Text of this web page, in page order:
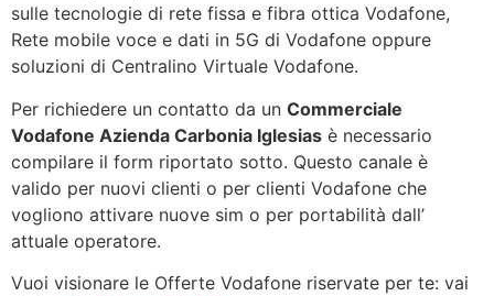
sulle tecnologie di rete fissa e fibra ottica Vodafone,
Rete mobile voce e dati in 5G di Vodafone oppure
soluzioni di Centralino Virtuale Vodafone.
Per richiedere un contatto da un Commerciale
Vodafone Azienda Carbonia Iglesias è necessario
compilare il form riportato sotto. Questo canale è
valido per nuovi clienti o per clienti Vodafone che
vogliono attivare nuove sim o per portabilità dall’
attuale operatore.
Vuoi visionare le Offerte Vodafone riservate per te: vai